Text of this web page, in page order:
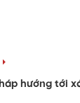
hướng tới